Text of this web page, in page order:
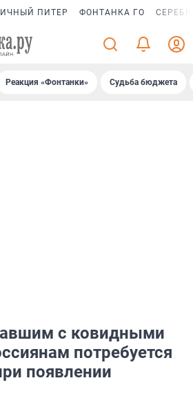
ПИТЕР ФОНТАНКА ГО
Реакция «Фонтанки» Судьба бюджета
с ковидными
потребуется
появлении